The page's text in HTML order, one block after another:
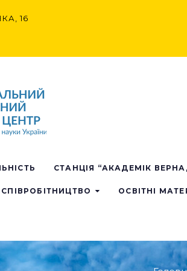
16
СТАНЦІЯ “АКАДЕМІК
ОСВІТНІ